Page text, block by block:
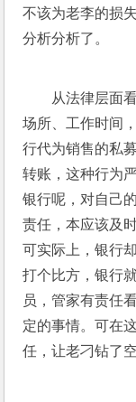
不该为老李的损
分析分析了。
从法律层面
场所、工作时间
行代为销售的私
转账，这种行为
银行呢，对自己
责任，本应该及
可实际上，银行
打个比方，银行
员，管家有责任
定的事情。可在
任，让老刁钻了空